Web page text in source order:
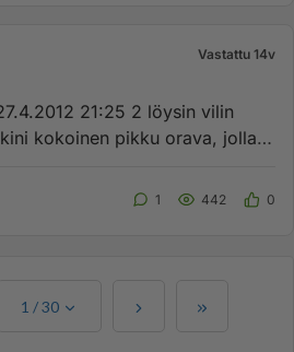
Vastattu 14v
kokoinen pikku orava, jolla
1 442 0
1 /30